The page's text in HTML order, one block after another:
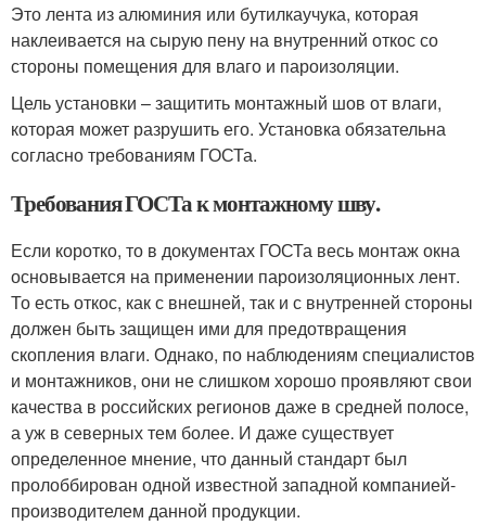
Это лента из алюминия или бутилкаучука, которая
наклеивается на сырую пену на внутренний откос со
стороны помещения для влаго и пароизоляции.
Цель установки – защитить монтажный шов от влаги,
которая может разрушить его. Установка обязательна
согласно требованиям ГОСТа.
Требования ГОСТа к монтажному шву.
Если коротко, то в документах ГОСТа весь монтаж окна
основывается на применении пароизоляционных лент.
То есть откос, как с внешней, так и с внутренней стороны
должен быть защищен ими для предотвращения
скопления влаги. Однако, по наблюдениям специалистов
и монтажников, они не слишком хорошо проявляют свои
качества в российских регионов даже в средней полосе,
а уж в северных тем более. И даже существует
определенное мнение, что данный стандарт был
пролоббирован одной известной западной компанией-
производителем данной продукции.